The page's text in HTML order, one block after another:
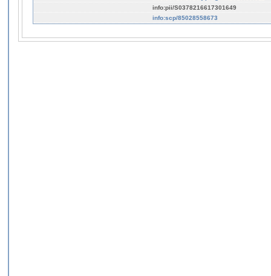
info:pii/S0378216617301649
info:scp/85028558673